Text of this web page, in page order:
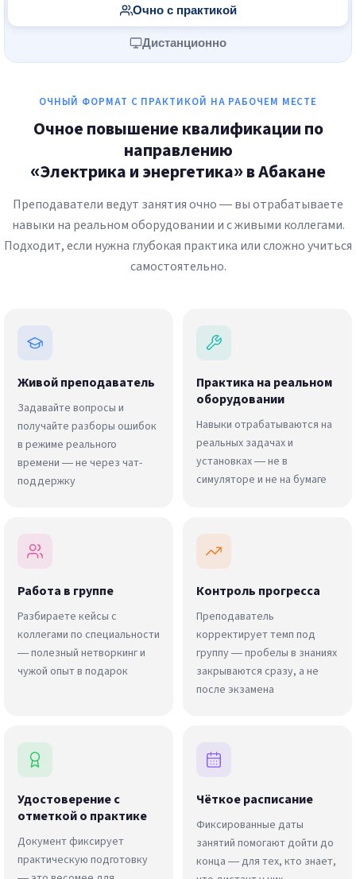
Очно с практикой
Дистанционно
ОЧНЫЙ ФОРМАТ С ПРАКТИКОЙ НА РАБОЧЕМ МЕСТЕ
Очное повышение квалификации по
направлению
«Электрика и энергетика» в Абакане
Преподаватели ведут занятия очно — вы отрабатываете
навыки на реальном оборудовании и с живыми коллегами.
Подходит, если нужна глубокая практика или сложно учиться
самостоятельно.
Живой преподаватель
Задавайте вопросы и
получайте разборы ошибок
в режиме реального
времени — не через чат-
поддержку
Практика на реальном
оборудовании
Навыки отрабатываются на
реальных задачах и
установках — не в
симуляторе и не на бумаге
Работа в группе
Разбираете кейсы с
коллегами по специальности
— полезный нетворкинг и
чужой опыт в подарок
Контроль прогресса
Преподаватель
корректирует темп под
группу — пробелы в знаниях
закрываются сразу, а не
после экзамена
Удостоверение с
отметкой о практике
Документ фиксирует
практическую подготовку
Чёткое расписание
Фиксированные даты
занятий помогают дойти до
конца — для тех, кто знает,